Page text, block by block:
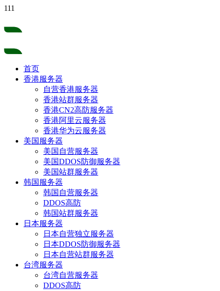
111
首页
香港服务器
自营香港服务器
香港站群服务器
香港CN2高防服务器
香港阿里云服务器
香港华为云服务器
美国服务器
美国自营服务器
美国DDOS防御服务器
美国站群服务器
韩国服务器
韩国自营服务器
DDOS高防
韩国站群服务器
日本服务器
日本自营独立服务器
日本DDOS防御服务器
日本自营站群服务器
台湾服务器
台湾自营服务器
DDOS高防